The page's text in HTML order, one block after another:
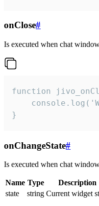
onClose#
Is executed when chat
function
}
onChangeState#
Is executed when chat
Name Type
Description
state
string Current widget